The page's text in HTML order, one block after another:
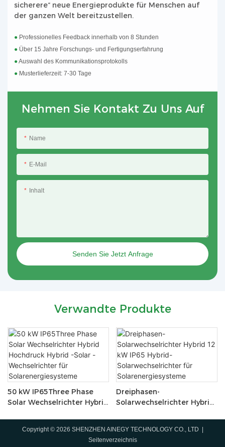
sicherere“ neue Energieprodukte für Menschen auf
der ganzen Welt bereitzustellen.
● Professionelles Feedback innerhalb von 8 Stunden
● Über 15 Jahre Forschungs- und Fertigungserfahrung
●Auswahl des Kommunikationsprotokolls
● Musterlieferzeit: 7-30 Tage
Nehmen Sie Kontakt Zu Uns Auf
Name
E-Mail
Inhalt
Senden Sie Jetzt Anfrage
Verwandte Produkte
50 kW IP65Three Phase
Solar Wechselrichter Hybrid
Solarenergiesysteme
Dreiphasen-
Solarwechselrichter Hybrid
Solarenergiesysteme
Copyright © 2026 SHENZHEN AINEGY TECHNOLOGY CO., LTD |
Seitenverzeichnis